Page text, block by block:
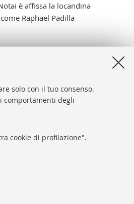
solo con il tuo consenso.
comportamenti degli
cookie di profilazione".
è affissa la locandina
Raphael Padilla